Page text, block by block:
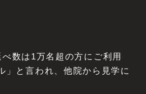
数は1万名超の方にご利用
」と言われ、他院から見学に